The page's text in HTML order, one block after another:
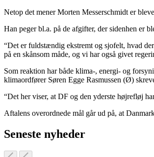
Netop det mener Morten Messerschmidt er
Han peger bl.a. på de afgifter, der sidenhen er
“Det er fuldstændig ekstremt og sjofelt, hvad
på en skånsom måde, og vi har også givet
Som reaktion har både klima-, energi- og
klimaordfører Søren Egge Rasmussen (Ø)
“Det her viser, at DF og den yderste højrefløj
Aftalens overordnede mål går ud på, at
Seneste nyheder